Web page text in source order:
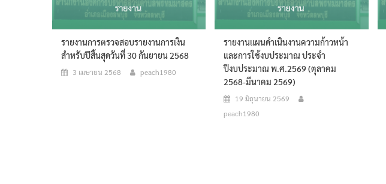
รายงานการตรวจสอบรายงานการเงิน
สำหรับปีสิ้นสุดวันที่ 30 กันยายน 2568
3 เมษายน 2568 peach1980
รายงานแผนดำเนินงานความก้าวหน้า
และการใช้งบประมาณ ประจำ
ปีงบประมาณ พ.ศ.2569 (ตุลาคม
2568-มีนาคม 2569)
19 มิถุนายน 2569
peach1980